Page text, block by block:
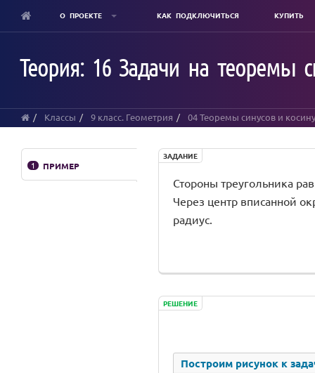
content
О ПРОЕКТЕ КАК ПОДКЛЮЧИТЬСЯ КУПИТЬ
Теория: 16 Задачи на теоремы
Классы 9 класс. Геометрия 04 Теоремы синусов и
1 ПРИМЕР
ЗАДАНИЕ
Стороны треугольника
Через центр вписанной
радиус.
РЕШЕНИЕ
Построим рисунок к